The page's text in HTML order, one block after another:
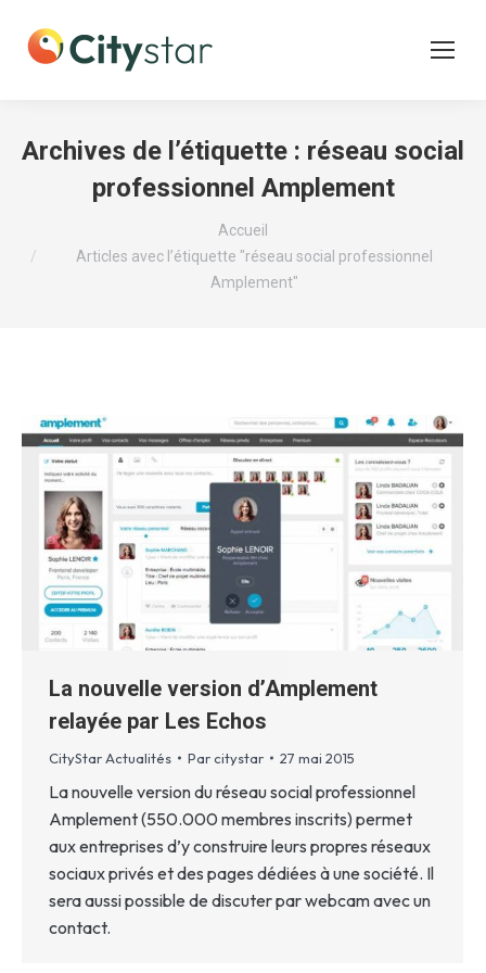
Archives de l’étiquette : réseau social
professionnel Amplement
Accueil
Articles avec l’étiquette "réseau social professionnel
Amplement"
La nouvelle version d’Amplement
relayée par Les Echos
CityStar Actualités Par citystar 27 mai 2015
La nouvelle version du réseau social professionnel
Amplement (550.000 membres inscrits) permet
aux entreprises d’y construire leurs propres réseaux
sociaux privés et des pages dédiées à une société. Il
sera aussi possible de discuter par webcam avec un
contact.